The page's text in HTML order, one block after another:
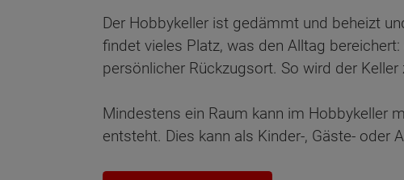
Der Hobbykeller ist gedämmt und beheizt
findet vieles Platz, was den Alltag
persönlicher Rückzugsort. So wird der
Mindestens ein Raum kann im Hobbykeller
entsteht. Dies kann als Kinder-, Gäste- oder